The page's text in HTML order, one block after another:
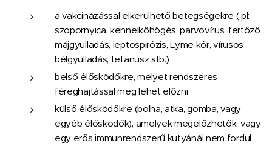
a vakcinázással elkerülhető betegségekre ( pl:
szopornyica, kennelköhögés, parvovírus, fertőző
májgyulladás, leptospirózis, Lyme kór, vírusos
bélgyulladás, tetanusz stb.)
belső élősködőkre, melyet rendszeres
féreghajtással meg lehet előzni
külső élősködőkre (bolha, atka, gomba, vagy
egyéb élősködők), amelyek megelőzhetők, vagy
egy erős immunrendszerű kutyánál nem fordul